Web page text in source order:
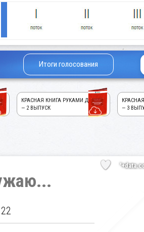
Итоги голосования
КРАСНАЯ КНИГА РУКАМИ ДЕТЕЙ!
— 2 ВЫПУСК
— 3
22